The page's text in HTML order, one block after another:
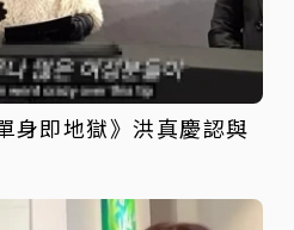
身即地獄》洪真慶認與